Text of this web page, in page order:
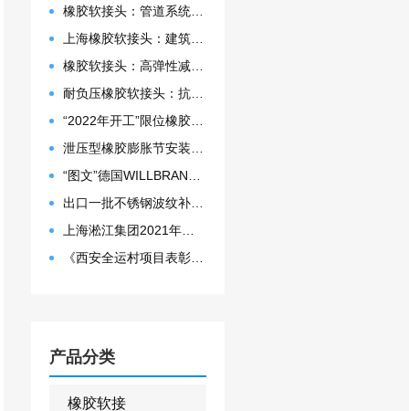
橡胶软接头：管道系统的”减震神器”弹性补偿、降噪吸振
上海橡胶软接头：建筑给排水、暖通空调的优选解决方案
橡胶软接头：高弹性减震神器，解决管道系统的位移与噪音难题
耐负压橡胶软接头：抗塌陷设计保障管道稳定运行
“2022年开工”限位橡胶接头准备发往数据中心能源中心
泄压型橡胶膨胀节安装示意图
“图文”德国WILLBRANDT法兰橡胶膨胀节螺栓方向说明
出口一批不锈钢波纹补偿器
上海淞江集团2021年度盛典“燃战2022”
《西安全运村项目表彰函》做好行业领头军是淞江集团使命
产品分类
橡胶软接